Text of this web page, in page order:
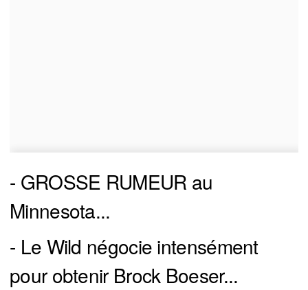
- GROSSE RUMEUR au
Minnesota...
- Le Wild négocie intensément
pour obtenir Brock Boeser...